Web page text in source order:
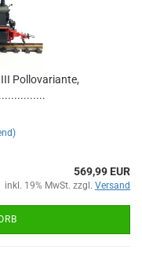
Pollovariante,
569,99 EUR
inkl. 19% MwSt. zzgl. Versand